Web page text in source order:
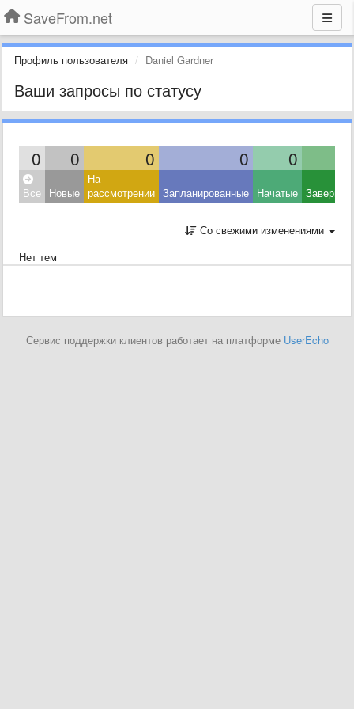
SaveFrom.net
Профиль пользователя Daniel Gardner
Ваши запросы по статусу
0 0 0 0 0
Все Новые
На
рассмотрении Запланированные Начатые
Со свежими изменениями
Нет тем
Сервис поддержки клиентов работает на платформе UserEcho